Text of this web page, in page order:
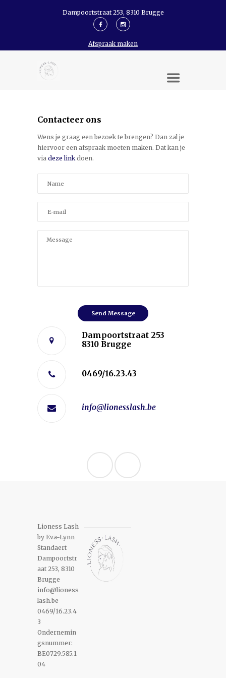
Dampoortstraat 253, 8310 Brugge
Afspraak maken
Contacteer ons
Wens je graag een bezoek te brengen? Dan zal je
hiervoor een afspraak moeten maken. Dat kan je
via deze link doen.
Send Message
Dampoortstraat 253
8310 Brugge
0469/16.23.43
info@lionesslash.be
Lioness Lash
by Eva-Lynn
Standaert
Dampoortstr
aat 253, 8310
Brugge
info@lioness
lash.be
0469/16.23.4
3
Ondernemin
gsnummer:
BE0729.585.1
04